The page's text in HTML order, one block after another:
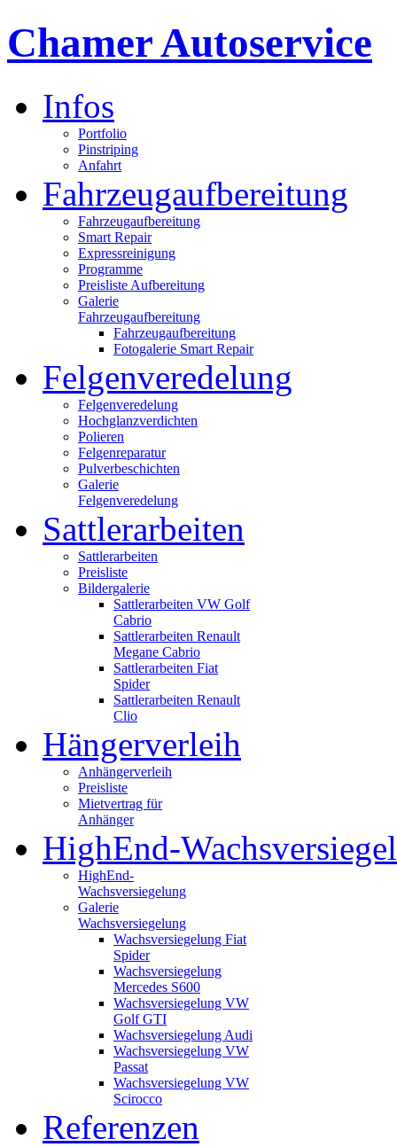
Chamer Autoservice
Infos
Portfolio
Pinstriping
Anfahrt
Fahrzeugaufbereitung
Fahrzeugaufbereitung
Smart Repair
Expressreinigung
Programme
Preisliste Aufbereitung
Galerie
Fahrzeugaufbereitung
Fahrzeugaufbereitung
Fotogalerie Smart Repair
Felgenveredelung
Felgenveredelung
Hochglanzverdichten
Polieren
Felgenreparatur
Pulverbeschichten
Galerie
Felgenveredelung
Sattlerarbeiten
Sattlerarbeiten
Preisliste
Bildergalerie
Sattlerarbeiten VW Golf
Cabrio
Sattlerarbeiten Renault
Megane Cabrio
Sattlerarbeiten Fiat
Spider
Sattlerarbeiten Renault
Clio
Hängerverleih
Anhängerverleih
Preisliste
Mietvertrag für
Anhänger
HighEnd-
HighEnd-
Wachsversiegelung
Galerie
Wachsversiegelung
Wachsversiegelung Fiat
Spider
Wachsversiegelung
Mercedes S600
Wachsversiegelung VW
Golf GTI
Wachsversiegelung Audi
Wachsversiegelung VW
Passat
Wachsversiegelung VW
Scirocco
Referenzen